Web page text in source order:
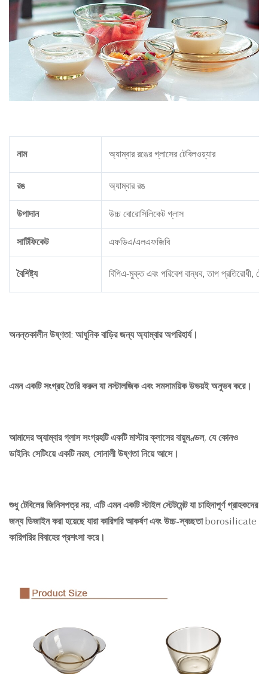
নাম অ্যাম্বার রঙের গ্লাসের টেবিলওয়্যার
রঙ অ্যাম্বার রঙ
উপাদান উচ্চ বোরোসিলিকেট গ্লাস
সার্টিফিকেট এফডিএ/এলএফজিবি
বৈশিষ্ট্য বিপিএ-মুক্ত এবং পরিবেশ বান্ধব, তাপ প্রতিরোধী,
অনন্তকালীন উষ্ণতা: আধুনিক বাড়ির জন্য অ্যাম্বার অপরিহার্য।
এমন একটি সংগ্রহ তৈরি করুন যা নস্টালজিক এবং সমসাময়িক উভয়ই অনুভব করে।
আমাদের অ্যাম্বার গ্লাস সংগ্রহটি একটি মাস্টার ক্লাসের বায়ুমণ্ডল, যে কোনও
ডাইনিং সেটিংয়ে একটি নরম, সোনালী উষ্ণতা নিয়ে আসে।
শুধু টেবিলের জিনিসপত্র নয়, এটি এমন একটি স্টাইল স্টেটমেন্ট যা চাহিদাপূর্ণ গ্রাহকদের
জন্য ডিজাইন করা হয়েছে যারা কারিগরি আকর্ষণ এবং উচ্চ-স্বচ্ছতা borosilicate
কারিগরির বিবাহের প্রশংসা করে।